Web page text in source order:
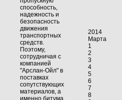
способность,
надежность и
безопасность
движения
транспортных
средств.
Поэтому,
сотрудничая с
компанией
"Арслан-Ойл" в
поставках
сопутствующих
материалов, а
именно битума
2014
Марта
1
2
3
4
5
6
7
8